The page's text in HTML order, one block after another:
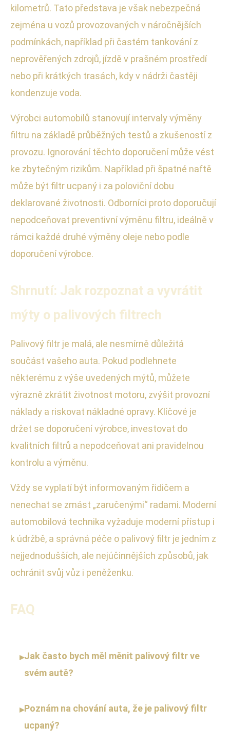
kilometrů. Tato představa je však nebezpečná
zejména u vozů provozovaných v náročnějších
podmínkách, například při častém tankování z
neprověřených zdrojů, jízdě v prašném prostředí
nebo při krátkých trasách, kdy v nádrži častěji
kondenzuje voda.
Výrobci automobilů stanovují intervaly výměny
filtru na základě průběžných testů a zkušeností z
provozu. Ignorování těchto doporučení může vést
ke zbytečným rizikům. Například při špatné naftě
může být filtr ucpaný i za poloviční dobu
deklarované životnosti. Odborníci proto doporučují
nepodceňovat preventivní výměnu filtru, ideálně v
rámci každé druhé výměny oleje nebo podle
doporučení výrobce.
Shrnutí: Jak rozpoznat a vyvrátit
mýty o palivových filtrech
Palivový filtr je malá, ale nesmírně důležitá
součást vašeho auta. Pokud podlehnete
některému z výše uvedených mýtů, můžete
výrazně zkrátit životnost motoru, zvýšit provozní
náklady a riskovat nákladné opravy. Klíčové je
držet se doporučení výrobce, investovat do
kvalitních filtrů a nepodceňovat ani pravidelnou
kontrolu a výměnu.
Vždy se vyplatí být informovaným řidičem a
nenechat se zmást „zaručenými“ radami. Moderní
automobilová technika vyžaduje moderní přístup i
k údržbě, a správná péče o palivový filtr je jedním z
nejjednodušších, ale nejúčinnějších způsobů, jak
ochránit svůj vůz i peněženku.
FAQ
▸Jak často bych měl měnit palivový filtr ve
svém autě?
▸Poznám na chování auta, že je palivový filtr
ucpaný?